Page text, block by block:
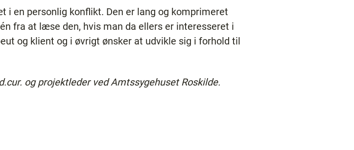
en personlig konflikt. Den er lang og komprimeret
fra at læse den, hvis man da ellers er interesseret i
og klient og i øvrigt ønsker at udvikle sig i forhold til
og projektleder ved Amtssygehuset Roskilde.